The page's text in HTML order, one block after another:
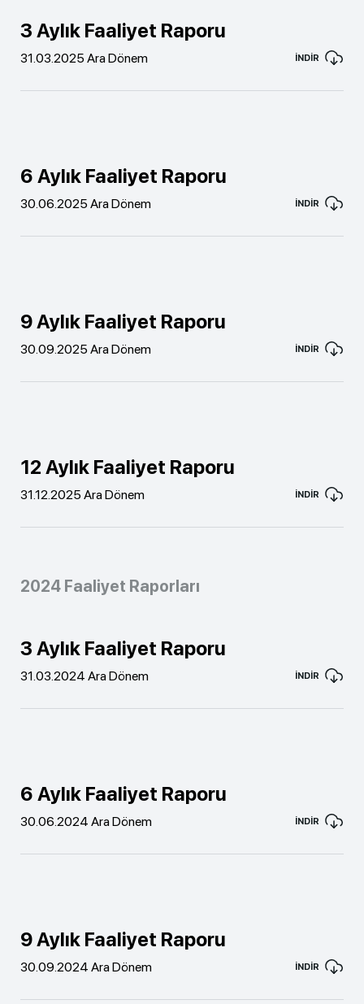
3 Aylık Faaliyet Raporu
31.03.2025 Ara Dönem İNDİR
6 Aylık Faaliyet Raporu
30.06.2025 Ara Dönem İNDİR
9 Aylık Faaliyet Raporu
30.09.2025 Ara Dönem İNDİR
12 Aylık Faaliyet Raporu
31.12.2025 Ara Dönem İNDİR
2024 Faaliyet Raporları
3 Aylık Faaliyet Raporu
31.03.2024 Ara Dönem İNDİR
6 Aylık Faaliyet Raporu
30.06.2024 Ara Dönem İNDİR
9 Aylık Faaliyet Raporu
30.09.2024 Ara Dönem İNDİR